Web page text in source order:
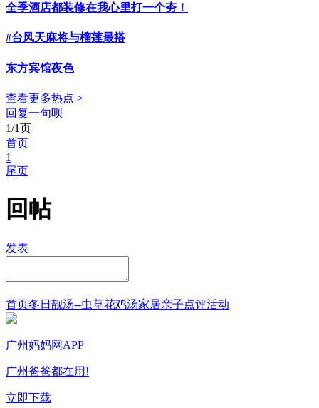
全季酒店都装修在我心里打一个夯！
#台风天麻将与榴莲最搭
东方宾馆夜色
查看更多热点 >
回复一句呗
1/1页
首页
1
尾页
回帖
发表
首页冬日靓汤--虫草花鸡汤家居亲子点评活动
广州妈妈网APP
广州爸爸都在用!
立即下载